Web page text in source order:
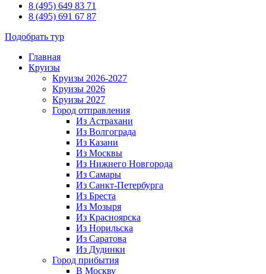
8 (495) 649 83 71
8 (495) 691 67 87
Подобрать тур
Главная
Круизы
Круизы 2026-2027
Круизы 2026
Круизы 2027
Город отправления
Из Астрахани
Из Волгограда
Из Казани
Из Москвы
Из Нижнего Новгорода
Из Самары
Из Санкт-Петербурга
Из Бреста
Из Мозыря
Из Красноярска
Из Норильска
Из Саратова
Из Дудинки
Город прибытия
В Москву